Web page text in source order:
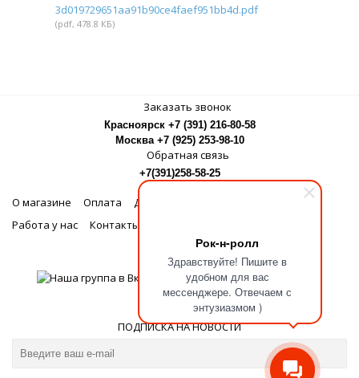
Рок-н-ролл
Здравствуйте! Пишите в
удобном для вас
мессенджере. Отвечаем с
энтузиазмом )
3d019729651aa91b90ce4faef951bb4d.pdf
(pdf, 478.8 КБ)
Заказать звонок
Красноярск +7 (391) 216-80-58
Москва +7 (925) 253-98-10
Обратная связь
+7(391)258-58-25
О магазине Оплата Доставка
Работа у нас
Контакты
МЫ В СОЦСЕТЯХ
ПОДПИСКА НА НОВОСТИ